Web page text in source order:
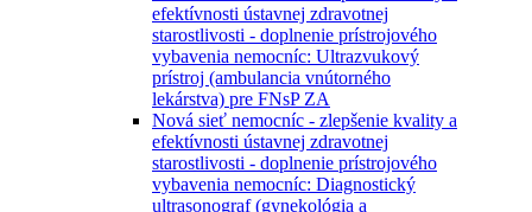
efektívnosti ústavnej zdravotnej
starostlivosti - doplnenie prístrojového
vybavenia nemocníc: Ultrazvukový
prístroj (ambulancia vnútorného
lekárstva) pre FNsP ZA
Nová sieť nemocníc - zlepšenie kvality a
efektívnosti ústavnej zdravotnej
starostlivosti - doplnenie prístrojového
vybavenia nemocníc: Diagnostický
ultrasonograf (gynekológia a